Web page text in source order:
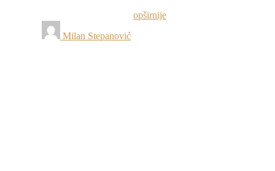
opširnije
Milan Stepanović